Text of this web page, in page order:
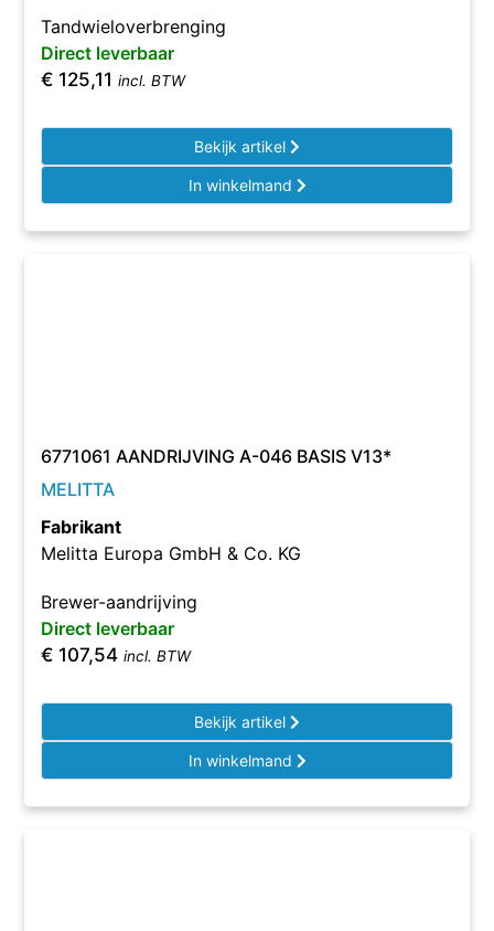
Tandwieloverbrenging
Direct leverbaar
€ 125,11 incl. BTW
Bekijk artikel
In winkelmand
6771061 AANDRIJVING A-046 BASIS V13*
MELITTA
Fabrikant
Melitta Europa GmbH & Co. KG
Brewer-aandrijving
Direct leverbaar
€ 107,54 incl. BTW
Bekijk artikel
In winkelmand